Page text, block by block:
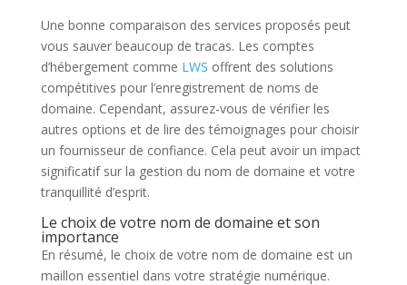
Une bonne comparaison des services proposés peut
vous sauver beaucoup de tracas. Les comptes
d’hébergement comme LWS offrent des solutions
compétitives pour l’enregistrement de noms de
domaine. Cependant, assurez-vous de vérifier les
autres options et de lire des témoignages pour choisir
un fournisseur de confiance. Cela peut avoir un impact
significatif sur la gestion du nom de domaine et votre
tranquillité d’esprit.
Le choix de votre nom de domaine et son
importance
En résumé, le choix de votre nom de domaine est un
maillon essentiel dans votre stratégie numérique.